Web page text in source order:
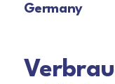
Germany